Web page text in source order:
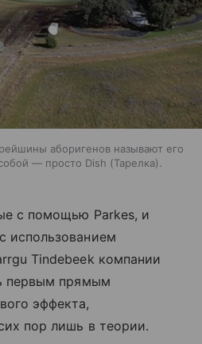
аборигенов называют его
— просто Dish (Тарелка).
с помощью Parkes, и
использованием
Tindebeek компании
первым прямым
эффекта,
пор лишь в теории.